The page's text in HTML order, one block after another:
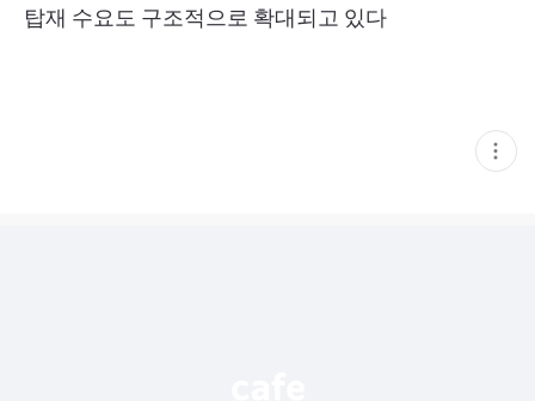
탑재 수요도 구조적으로 확대되고 있다
현
재